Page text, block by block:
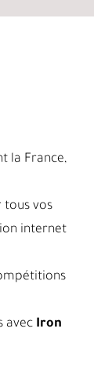
la France,
tous vos
internet
avec Iron